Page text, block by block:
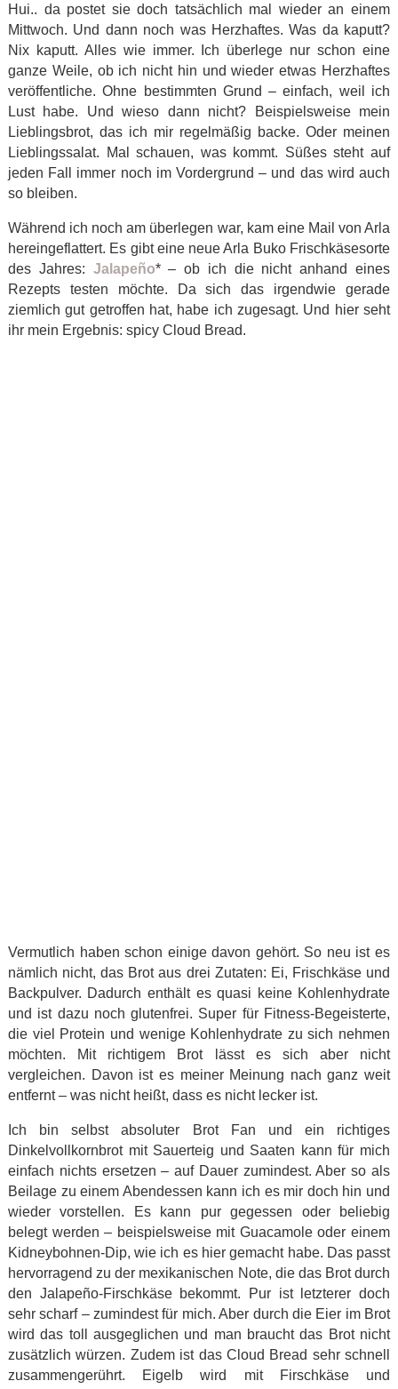
Hui.. da postet sie doch tatsächlich mal wieder an einem
Mittwoch. Und dann noch was Herzhaftes. Was da kaputt?
Nix kaputt. Alles wie immer. Ich überlege nur schon eine
ganze Weile, ob ich nicht hin und wieder etwas Herzhaftes
veröffentliche. Ohne bestimmten Grund – einfach, weil ich
Lust habe. Und wieso dann nicht? Beispielsweise mein
Lieblingsbrot, das ich mir regelmäßig backe. Oder meinen
Lieblingssalat. Mal schauen, was kommt. Süßes steht auf
jeden Fall immer noch im Vordergrund – und das wird auch
so bleiben.
Während ich noch am überlegen war, kam eine Mail von Arla
hereingeflattert. Es gibt eine neue Arla Buko Frischkäsesorte
des Jahres: Jalapeño* – ob ich die nicht anhand eines
Rezepts testen möchte. Da sich das irgendwie gerade
ziemlich gut getroffen hat, habe ich zugesagt. Und hier seht
ihr mein Ergebnis: spicy Cloud Bread.
Vermutlich haben schon einige davon gehört. So neu ist es
nämlich nicht, das Brot aus drei Zutaten: Ei, Frischkäse und
Backpulver. Dadurch enthält es quasi keine Kohlenhydrate
und ist dazu noch glutenfrei. Super für Fitness-Begeisterte,
die viel Protein und wenige Kohlenhydrate zu sich nehmen
möchten. Mit richtigem Brot lässt es sich aber nicht
vergleichen. Davon ist es meiner Meinung nach ganz weit
entfernt – was nicht heißt, dass es nicht lecker ist.
Ich bin selbst absoluter Brot Fan und ein richtiges
Dinkelvollkornbrot mit Sauerteig und Saaten kann für mich
einfach nichts ersetzen – auf Dauer zumindest. Aber so als
Beilage zu einem Abendessen kann ich es mir doch hin und
wieder vorstellen. Es kann pur gegessen oder beliebig
belegt werden – beispielsweise mit Guacamole oder einem
Kidneybohnen-Dip, wie ich es hier gemacht habe. Das passt
hervorragend zu der mexikanischen Note, die das Brot durch
den Jalapeño-Firschkäse bekommt. Pur ist letzterer doch
sehr scharf – zumindest für mich. Aber durch die Eier im Brot
wird das toll ausgeglichen und man braucht das Brot nicht
zusätzlich würzen. Zudem ist das Cloud Bread sehr schnell
zusammengerührt. Eigelb wird mit Firschkäse und